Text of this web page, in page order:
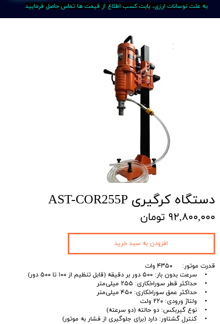
به علت نوسانات ارزی، بابت کسب اطلاع از قیمت ها تماس حاصل فرمایید
دستگاه کرگیری AST-COR255P
۹۲,۸۰۰,۰۰۰ تومان
قدرت موتور: ۴۳۵۰ وات
• سرعت بدون بار: ۵۰۰ دور بر دقیقه (قابل تنظیم از ۱۰۰ تا ۵۰۰ دور)
• حداکثر قطر سوراخکاری: ۲۵۵ میلی‌متر
• حداکثر عمق سوراخکاری: ۴۵۰ میلی‌متر
• ولتاژ ورودی: ۲۲۰ ولت
• نوع گیربکس: دو حالته (دو سرعته)
• کنترل گشتاور: دارد (برای جلوگیری از فشار به موتور)
افزودن به سبد خرید